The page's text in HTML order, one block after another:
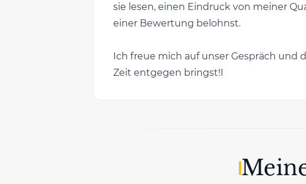
sie lesen, einen Eindruck von meiner
einer Bewertung belohnst.
Ich freue mich auf unser Gespräch und
Zeit entgegen bringst!I